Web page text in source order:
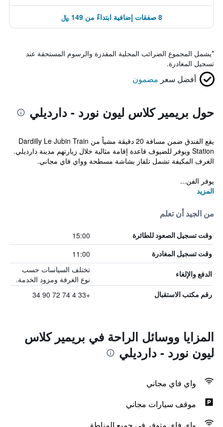
8 صفقات إضافية ابتداءً من 149 ﷼
*يشمل المجموع الضرائب المحلية المقدرة والرسوم المستحقة عند
تسجيل المغادرة.
أفضل سعر مضمون
حول بريمير كلاس ليون نورد - دارديلي
يقع الفندق ضمن مسافة 20 دقيقة مشياً من Dardilly Le Jubin Train
Station ويوفر للضيوف قاعدة إقامة مثالية خلال زيارتهم مدينة دارديلي.
الغرف المكيفة تشمل تلفاز بشاشة مسطحة وواي فاي مجاني.
يوفر الفن...
المزيد
من الجيد أن تعلم
وقت تسجيل الصعود للطائرة 15:00
وقت تسجيل المغادرة 11:00
الدفع والإلغاء
تختلف السياسات حسب
نوع الغرفة ومزود الخدمة.
رقم مكتب الاستقبال +33 4 74 72 90 34
المزايا ووسائل الراحة في بريمير كلاس
ليون نورد - دارديلي
واي فاي مجاني
موقف سيارات مجاني